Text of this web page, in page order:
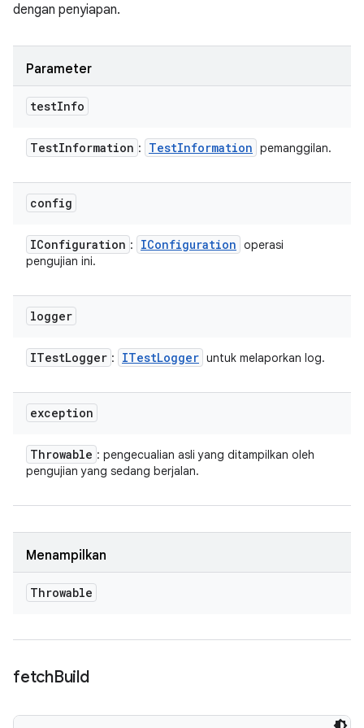
dengan penyiapan.
Parameter
testInfo
TestInformation : TestInformation pemanggilan.
config
IConfiguration : IConfiguration operasi
pengujian ini.
logger
ITestLogger : ITestLogger untuk melaporkan log.
exception
Throwable : pengecualian asli yang ditampilkan oleh
pengujian yang sedang berjalan.
Menampilkan
Throwable
fetchBuild